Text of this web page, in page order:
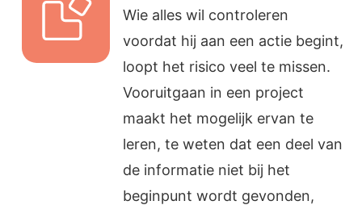
Wie alles wil controleren
voordat hij aan een actie begint,
loopt het risico veel te missen.
Vooruitgaan in een project
maakt het mogelijk ervan te
leren, te weten dat een deel van
de informatie niet bij het
beginpunt wordt gevonden,